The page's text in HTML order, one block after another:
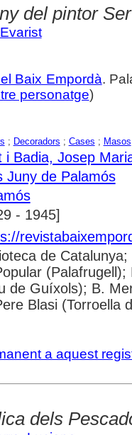
del pintor
Baix Empordà.
personatge)
; Decoradors ; Cases ; Masos
i Badia, Josep
Juny de Palamós
- 1945]
de
de Guíxols); B.
Blasi (Torroella
a aquest
dels